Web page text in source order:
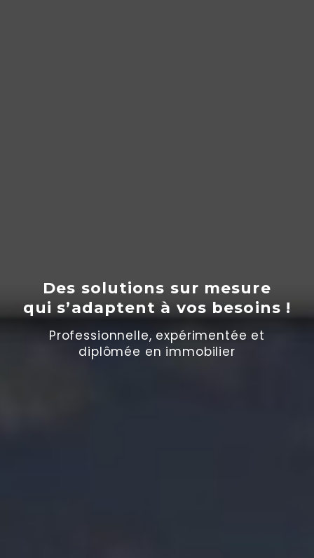
Des solutions sur mesure
qui s’adaptent à vos besoins !
Professionnelle, expérimentée et
diplômée en immobilier